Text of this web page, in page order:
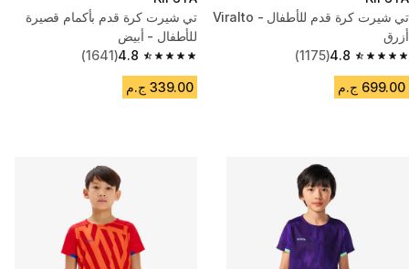
تي شيرت كرة قدم للأطفال - Viralto
أزرق
4.8
4.8 out of 5 stars from 1175 reviews
(1175)
699.00 ج.م
تي شيرت كرة قدم بأكمام قصيرة
للأطفال - أبيض
4.8
4.8 out of 5 stars from 1641 reviews
(1641)
339.00 ج.م